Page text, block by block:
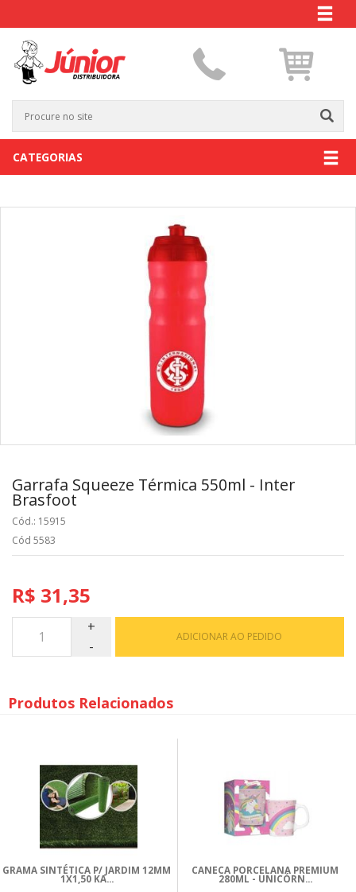
CATEGORIAS
Garrafa Squeeze Térmica 550ml - Inter
Brasfoot
Cód.: 15915
Cód 5583
R$ 31,35
ADICIONAR AO PEDIDO
Produtos Relacionados
GRAMA SINTÉTICA P/ JARDIM 12MM
1X1,50 KA...
CANECA PORCELANA PREMIUM
280ML - UNICÓRN...